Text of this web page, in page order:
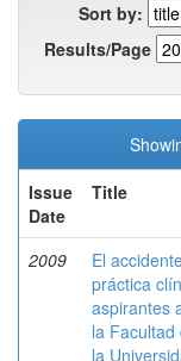
Sort by:
Results/Page
Issue
Date
Title
2009
El
práctica
aspirantes
la
la